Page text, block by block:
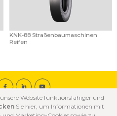
KNK-88 Straßenbaumaschinen
Reifen
Rechte vorbehalten.
NUTZUNGSBEDINGUNGEN
Website funktionsfähiger und
Sie hier, um Informationen mit